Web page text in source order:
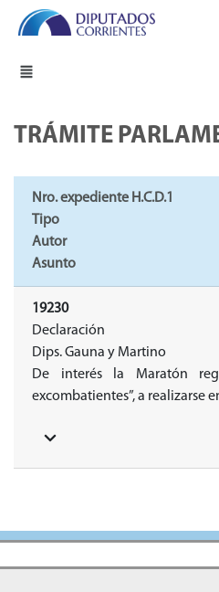
TRÁMITE
Nro. expediente H.C.D.1
Tipo
Autor
Asunto
19230
Declaración
Dips. Gauna y Martino
De interés la Maratón
excombatientes”, a realizarse